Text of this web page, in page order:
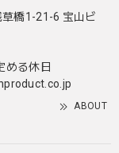
橋1-21-6 宝山ビ
める休日
ABOUT